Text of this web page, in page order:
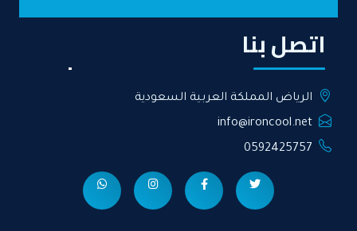
اتصل بنا
الرياض المملكة العربية السعودية
info@ironcool.net
0592425757